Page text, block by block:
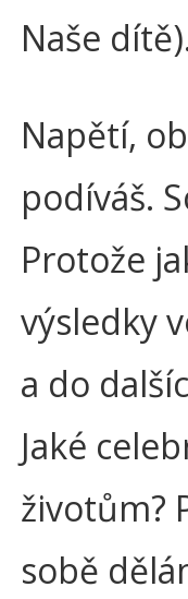
Naše
Napětí,
podíváš.
Protože
výsledky
a do
Jaké
životům?
sobě